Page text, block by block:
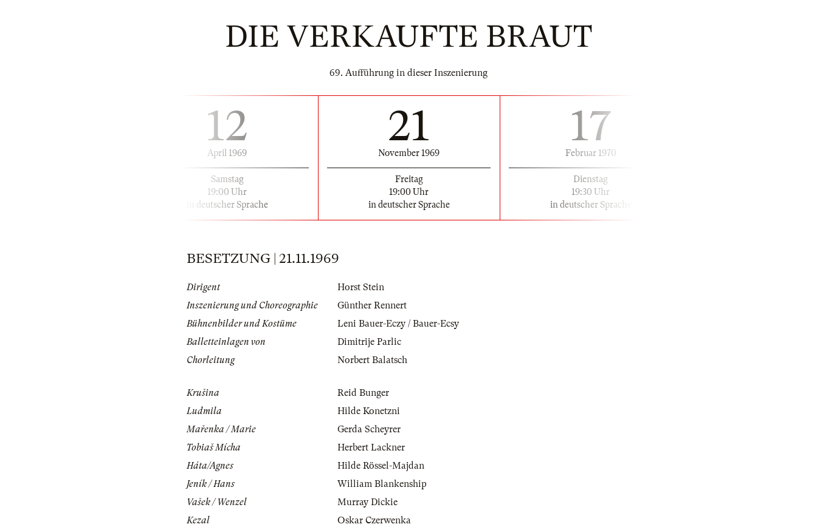
DIE VERKAUFTE BRAUT
69. Aufführung in dieser Inszenierung
12
April 1969
Samstag
19:00 Uhr
in deutscher Sprache
21
November 1969
Freitag
19:00 Uhr
in deutscher Sprache
17
Februar 1970
Dienstag
19:30 Uhr
in deutscher Sprache
BESETZUNG | 21.11.1969
Dirigent
Horst Stein
Inszenierung und Choreographie
Günther Rennert
Bühnenbilder und Kostüme
Leni Bauer-Eczy / Bauer-Ecsy
Balletteinlagen von
Dimitrije Parlic
Chorleitung
Norbert Balatsch
Krušina
Reid Bunger
Ludmila
Hilde Konetzni
Mařenka / Marie
Gerda Scheyrer
Tobiaš Mícha
Herbert Lackner
Háta/Agnes
Hilde Rössel-Majdan
Jeník / Hans
William Blankenship
Vašek / Wenzel
Murray Dickie
Kezal
Oskar Czerwenka